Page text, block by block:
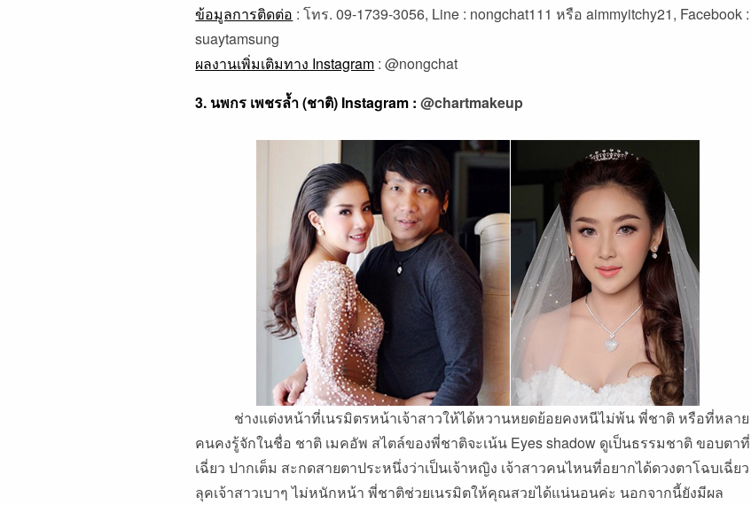
ข้อมูลการติดต่อ : โทร. 09-1739-3056, Line : nongchat111 หรือ aimmyitchy21, Facebook :
suaytamsung
ผลงานเพิ่มเติมทาง Instagram :@nongchat
3. นพกร เพชรล้ำ (ชาติ) Instagram :@chartmakeup
ช่างแต่งหน้าที่เนรมิตรหน้าเจ้าสาวให้ได้หวานหยดย้อยคงหนีไม่พ้น พี่ชาติ หรือที่หลาย
คนคงรู้จักในชื่อ ชาติ เมคอัพ สไตล์ของพี่ชาติจะเน้น Eyes shadow ดูเป็นธรรมชาติ ขอบตาที่
เฉี่ยว ปากเต็ม สะกดสายตาประหนึ่งว่าเป็นเจ้าหญิง เจ้าสาวคนไหนที่อยากได้ดวงตาโฉบเฉี่ยว
ลุคเจ้าสาวเบาๆ ไม่หนักหน้า พี่ชาติช่วยเนรมิตให้คุณสวยได้แน่นอนค่ะ นอกจากนี้ยังมีผล